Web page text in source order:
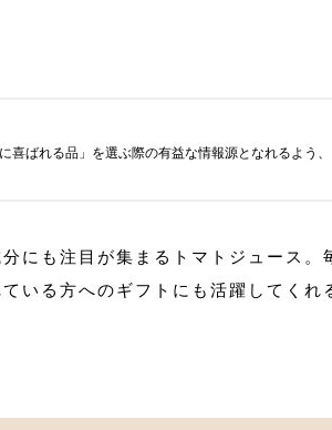
ばれる品」を選ぶ際の有益な情報源となれるよう、
にも注目が集まるトマトジュース。
いる方へのギフトにも活躍してくれ